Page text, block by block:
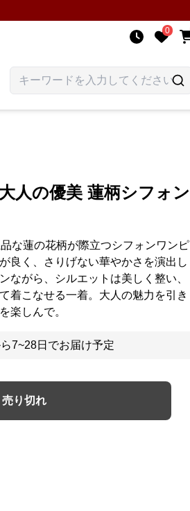
0
人の優美 蓮柄シフォン
な蓮の花柄が際立つシフォンワンピ
良く、さりげない華やかさを演出し
ながら、シルエットは美しく整い、
着こなせる一着。大人の魅力を引き
楽しんで。
7~28日でお届け予定
売り切れ